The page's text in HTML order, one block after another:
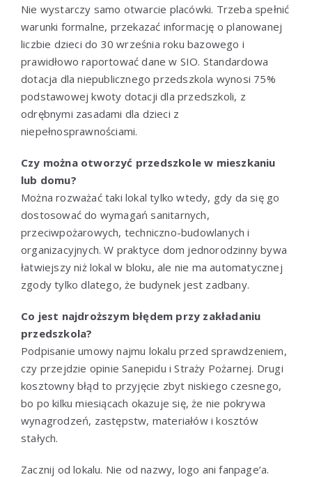
Nie wystarczy samo otwarcie placówki. Trzeba spełnić
warunki formalne, przekazać informację o planowanej
liczbie dzieci do 30 września roku bazowego i
prawidłowo raportować dane w SIO. Standardowa
dotacja dla niepublicznego przedszkola wynosi 75%
podstawowej kwoty dotacji dla przedszkoli, z
odrębnymi zasadami dla dzieci z
niepełnosprawnościami.
Czy można otworzyć przedszkole w mieszkaniu
lub domu?
Można rozważać taki lokal tylko wtedy, gdy da się go
dostosować do wymagań sanitarnych,
przeciwpożarowych, techniczno-budowlanych i
organizacyjnych. W praktyce dom jednorodzinny bywa
łatwiejszy niż lokal w bloku, ale nie ma automatycznej
zgody tylko dlatego, że budynek jest zadbany.
Co jest najdroższym błędem przy zakładaniu
przedszkola?
Podpisanie umowy najmu lokalu przed sprawdzeniem,
czy przejdzie opinie Sanepidu i Straży Pożarnej. Drugi
kosztowny błąd to przyjęcie zbyt niskiego czesnego,
bo po kilku miesiącach okazuje się, że nie pokrywa
wynagrodzeń, zastępstw, materiałów i kosztów
stałych.
Zacznij od lokalu. Nie od nazwy, logo ani fanpage’a.